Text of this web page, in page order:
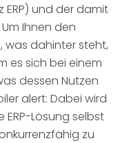
ERP) und der damit
Ihnen den
was dahinter steht,
es sich bei einem
dessen Nutzen
alert: Dabei wird
Lösung selbst
zu